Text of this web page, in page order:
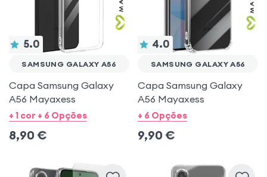
Samsung Galaxy A15
Samsung Galaxy A56
5.0
SAMSUNG GALAXY A56
Capa Samsung Galaxy
A56 Mayaxess
+ 1 cor + 6 Opções
8,90 €
4.0
SAMSUNG GALAXY A56
Capa Samsung Galaxy
A56 Mayaxess
+ 6 Opções
9,90 €